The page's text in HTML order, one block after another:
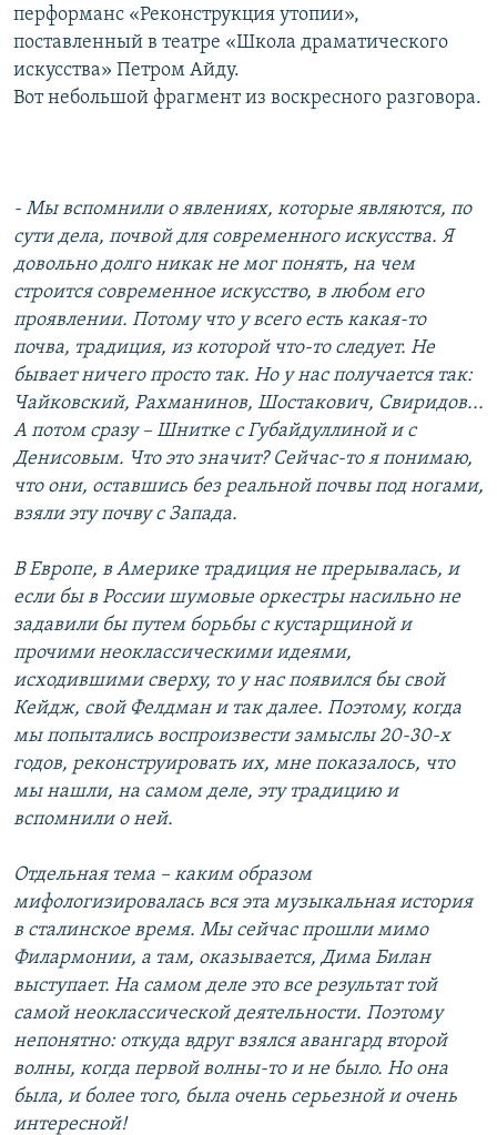
перформанс «Реконструкция утопии»,
поставленный в театре «Школа драматического
искусства» Петром Айду.
Вот небольшой фрагмент из воскресного разговора.
- Мы вспомнили о явлениях, которые являются, по
сути дела, почвой для современного искусства. Я
довольно долго никак не мог понять, на чем
строится современное искусство, в любом его
проявлении. Потому что у всего есть какая-то
почва, традиция, из которой что-то следует. Не
бывает ничего просто так. Но у нас получается так:
Чайковский, Рахманинов, Шостакович, Свиридов...
А потом сразу – Шнитке с Губайдуллиной и с
Денисовым. Что это значит? Сейчас-то я понимаю,
что они, оставшись без реальной почвы под ногами,
взяли эту почву с Запада.
В Европе, в Америке традиция не прерывалась, и
если бы в России шумовые оркестры насильно не
задавили бы путем борьбы с кустарщиной и
прочими неоклассическими идеями,
исходившими сверху, то у нас появился бы свой
Кейдж, свой Фелдман и так далее. Поэтому, когда
мы попытались воспроизвести замыслы 20-30-х
годов, реконструировать их, мне показалось, что
мы нашли, на самом деле, эту традицию и
вспомнили о ней.
Отдельная тема – каким образом
мифологизировалась вся эта музыкальная история
в сталинское время. Мы сейчас прошли мимо
Филармонии, а там, оказывается, Дима Билан
выступает. На самом деле это все результат той
самой неоклассической деятельности. Поэтому
непонятно: откуда вдруг взялся авангард второй
волны, когда первой волны-то и не было. Но она
была, и более того, была очень серьезной и очень
интересной!